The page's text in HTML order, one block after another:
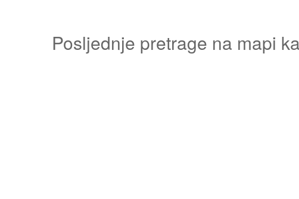
Posljednje pretrage na mapi